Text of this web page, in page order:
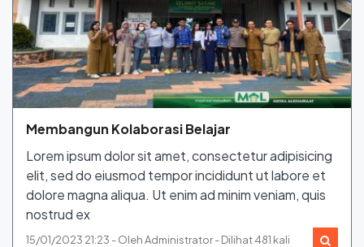
Membangun Kolaborasi Belajar
Lorem ipsum dolor sit amet, consectetur adipisicing
elit, sed do eiusmod tempor incididunt ut labore et
dolore magna aliqua. Ut enim ad minim veniam, quis
nostrud ex
15/01/2023 21:23 - Oleh Administrator - Dilihat 481 kali